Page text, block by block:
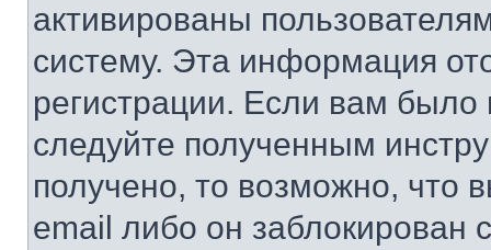
активированы
систему. Эта информация
регистрации. Если вам
следуйте полученным
получено, то возможно, что
email либо он